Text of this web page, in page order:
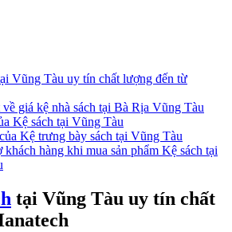
Vũng Tàu uy tín chất lượng đến từ
giá kệ nhà sách tại Bà Rịa Vũng Tàu
Kệ sách tại Vũng Tàu
Kệ trưng bày sách tại Vũng Tàu
khách hàng khi mua sản phẩm Kệ sách tại
tại Vũng Tàu uy tín chất